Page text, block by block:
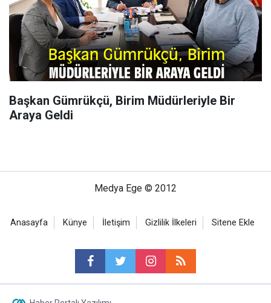
Başkan Gümrükçü, Birim Müdürleriyle Bir
Araya Geldi
Medya Ege © 2012
Anasayfa Künye İletişim Gizlilik İlkeleri Sitene Ekle